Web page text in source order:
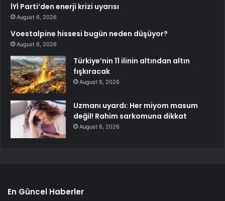
İYİ Parti’den enerji krizi uyarısı
August 6, 2026
Voestalpine hissesi bugün neden düşüyor?
August 6, 2026
Türkiye’nin 11 ilinin altından altın
fışkıracak
August 6, 2026
Uzmanı uyardı: Her miyom masum
değil! Rahim sarkomuna dikkat
August 6, 2026
En Güncel Haberler